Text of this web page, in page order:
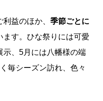
益のほか、 季節ごとに
ます。ひな祭りには可愛
示、5月には八幡様の端
毎シーズン訪れ、色々